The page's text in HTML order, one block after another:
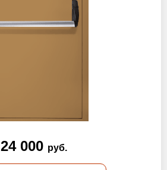
24 000 руб.